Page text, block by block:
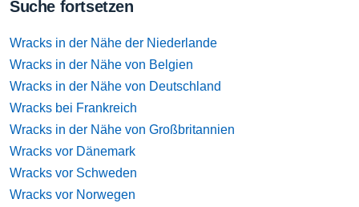
Suche fortsetzen
Wracks in der Nähe der Niederlande
Wracks in der Nähe von Belgien
Wracks in der Nähe von Deutschland
Wracks bei Frankreich
Wracks in der Nähe von Großbritannien
Wracks vor Dänemark
Wracks vor Schweden
Wracks vor Norwegen